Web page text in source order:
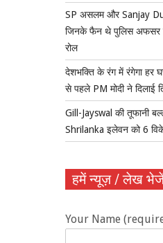
SP असलम और Sanjay
जिनके फैन थे पुलिस अफसर
रोल
देशभक्ति के रंग में रंगेगा हर
से पहले PM मोदी ने दिलाई
Gill-Jayswal की तूफानी
Shrilanka इलेवन को 6
हमें न्यूज़ / लेख
Your Name